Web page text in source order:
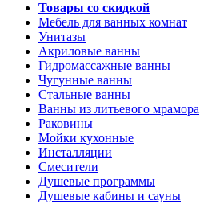
Товары со скидкой
Мебель для ванных комнат
Унитазы
Акриловые ванны
Гидромассажные ванны
Чугунные ванны
Стальные ванны
Ванны из литьевого мрамора
Раковины
Мойки кухонные
Инсталляции
Смесители
Душевые программы
Душевые кабины и сауны